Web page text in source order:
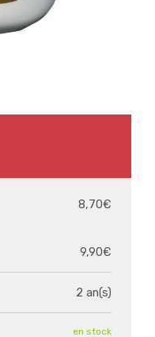
8,70€
9,90€
2 an(s)
en stock